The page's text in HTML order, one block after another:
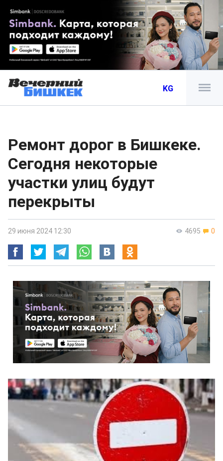
KG
Ремонт дорог в Бишкеке.
Сегодня некоторые
участки улиц будут
перекрыты
4695 0
29 июня 2024 12:30